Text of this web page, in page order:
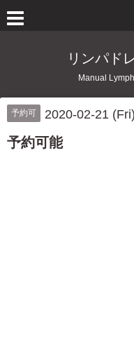
リンパド
Manual
予約可 2020-02-21
予約可能